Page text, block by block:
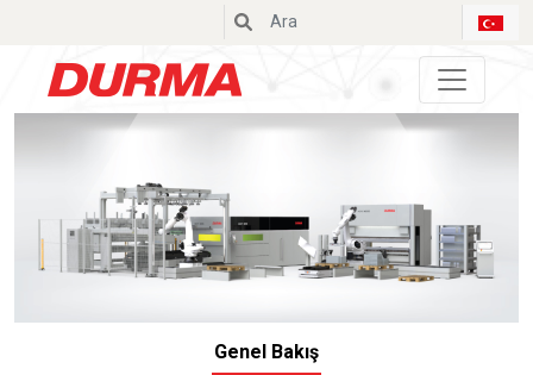
Durmazlar
Genel Bakış